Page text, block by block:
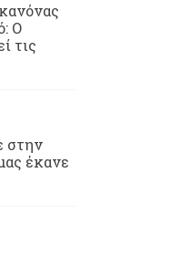
Ο
τις
στην
έκανε